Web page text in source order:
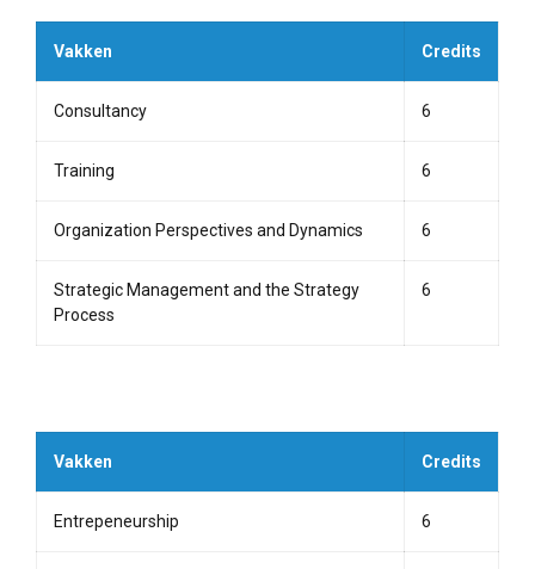
Vakken Credits
Consultancy 6
Training 6
Organization Perspectives and Dynamics 6
Strategic Management and the Strategy
Process
6
Vakken Credits
Entrepeneurship 6